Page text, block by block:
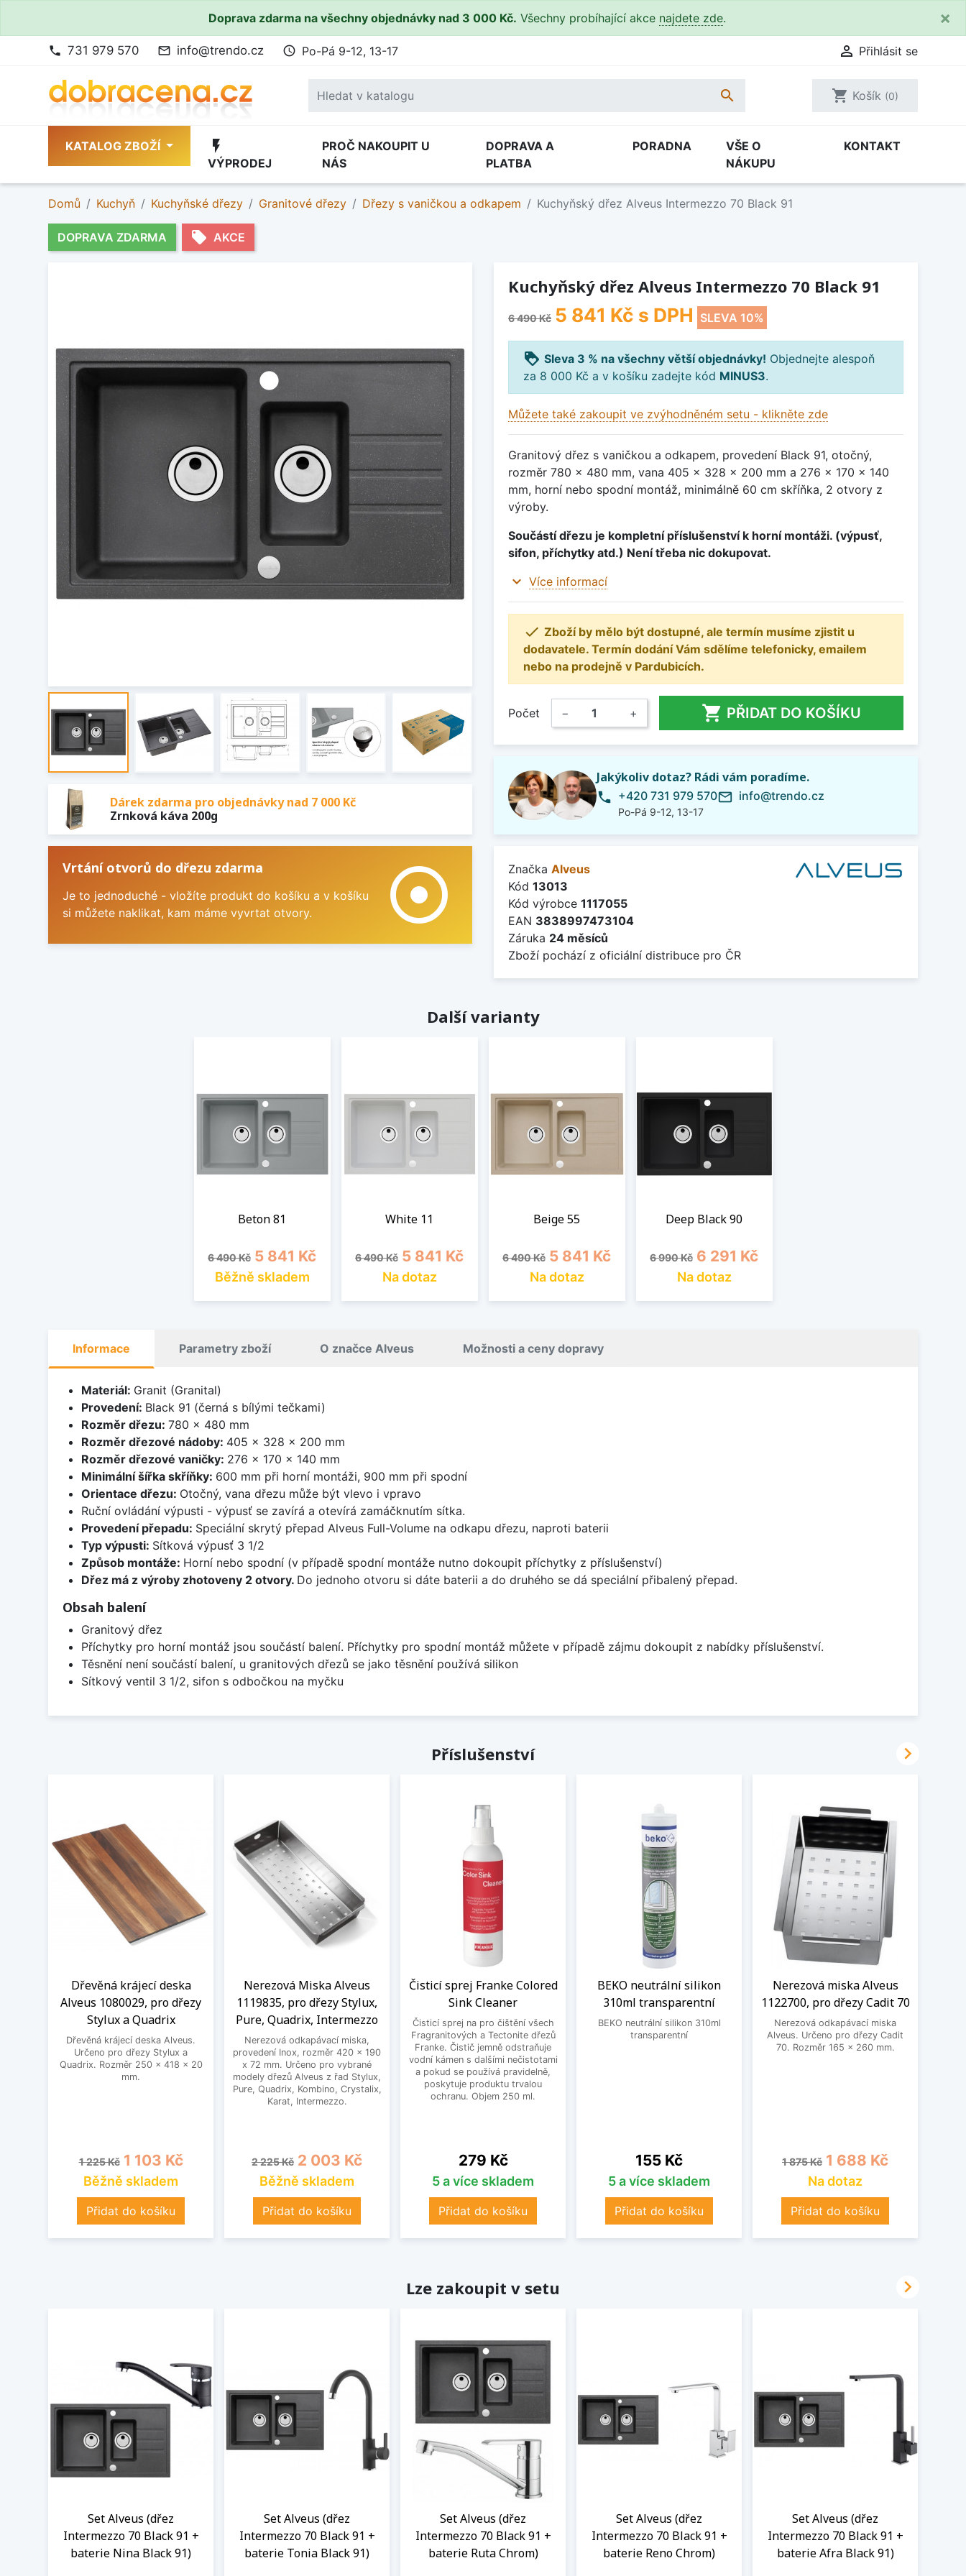
Doprava zdarma na všechny objednávky nad 3 000 Kč. Všechny probíhající akce najdete zde. ×
phone 731 979 570 mail_outline info@trendo.cz access_time Po-Pá 9-12, 13-17  Přihlásit se
 shopping_cart Košík (0)
KATALOG ZBOŽÍ flash_on
VÝPRODEJ
PROČ NAKOUPIT U
NÁS
DOPRAVA A
PLATBA
PORADNA
VŠE O
NÁKUPU
KONTAKT
Domů Kuchyň Kuchyňské dřezy Granitové dřezy Dřezy s vaničkou a odkapem Kuchyňský dřez Alveus Intermezzo 70 Black 91
DOPRAVA ZDARMA local_offer AKCE
Dárek zdarma pro objednávky nad 7 000 Kč
Zrnková káva 200g
Vrtání otvorů do dřezu zdarma
Je to jednoduché - vložíte produkt do košíku a v košíku
si můžete naklikat, kam máme vyvrtat otvory.
adjust
Kuchyňský dřez Alveus Intermezzo 70 Black 91
6 490 Kč 5 841 Kč s DPH SLEVA 10%
loyalty Sleva 3 % na všechny větší objednávky! Objednejte alespoň
za 8 000 Kč a v košíku zadejte kód MINUS3.
Můžete také zakoupit ve zvýhodněném setu - klikněte zde
Granitový dřez s vaničkou a odkapem, provedení Black 91, otočný,
rozměr 780 x 480 mm, vana 405 x 328 x 200 mm a 276 x 170 x 140
mm, horní nebo spodní montáž, minimálně 60 cm skříňka, 2 otvory z
výroby.
Součástí dřezu je kompletní příslušenství k horní montáži. (výpusť,
sifon, příchytky atd.) Není třeba nic dokupovat.
expand_more Více informací
 Zboží by mělo být dostupné, ale termín musíme zjistit u
dodavatele. Termín dodání Vám sdělíme telefonicky, emailem
nebo na prodejně v Pardubicích.
Počet − +  PŘIDAT DO KOŠÍKU
Jakýkoliv dotaz? Rádi vám poradíme.
phone +420 731 979 570
Po-Pá 9-12, 13-17
mail_outline info@trendo.cz
Značka Alveus
Kód 13013
Kód výrobce 1117055
EAN 3838997473104
Záruka 24 měsíců
Zboží pochází z oficiální distribuce pro ČR
Další varianty
Beton 81
Běžná cena
6 490 Kč Cena
5 841 Kč
Běžně skladem
White 11
Běžná cena
6 490 Kč Cena
5 841 Kč
Na dotaz
Beige 55
Běžná cena
6 490 Kč Cena
5 841 Kč
Na dotaz
Deep Black 90
Běžná cena
6 990 Kč Cena
6 291 Kč
Na dotaz
Informace Parametry zboží O značce Alveus Možnosti a ceny dopravy
Materiál: Granit (Granital)
Provedení: Black 91 (černá s bílými tečkami)
Rozměr dřezu: 780 x 480 mm
Rozměr dřezové nádoby: 405 x 328 x 200 mm
Rozměr dřezové vaničky: 276 x 170 x 140 mm
Minimální šířka skříňky: 600 mm při horní montáži, 900 mm při spodní
Orientace dřezu: Otočný, vana dřezu může být vlevo i vpravo
Ruční ovládání výpusti - výpusť se zavírá a otevírá zamáčknutím sítka.
Provedení přepadu: Speciální skrytý přepad Alveus Full-Volume na odkapu dřezu, naproti baterii
Typ výpusti: Sítková výpusť 3 1/2
Způsob montáže: Horní nebo spodní (v případě spodní montáže nutno dokoupit příchytky z příslušenství)
Dřez má z výroby zhotoveny 2 otvory. Do jednoho otvoru si dáte baterii a do druhého se dá speciální přibalený přepad.
Obsah balení
Granitový dřez
Příchytky pro horní montáž jsou součástí balení. Příchytky pro spodní montáž můžete v případě zájmu dokoupit z nabídky příslušenství.
Těsnění není součástí balení, u granitových dřezů se jako těsnění používá silikon
Sítkový ventil 3 1/2, sifon s odbočkou na myčku
Příslušenství
Dřevěná krájecí deska
Alveus 1080029, pro dřezy
Stylux a Quadrix
Dřevěná krájecí deska Alveus.
Určeno pro dřezy Stylux a
Quadrix. Rozměr 250 x 418 x 20
mm.
Běžná cena
1 225 Kč Cena
1 103 Kč
Běžně skladem
Přidat do košíku
Nerezová Miska Alveus
1119835, pro dřezy Stylux,
Pure, Quadrix, Intermezzo
Nerezová odkapávací miska,
provedení Inox, rozměr 420 x 190
x 72 mm. Určeno pro vybrané
modely dřezů Alveus z řad Stylux,
Pure, Quadrix, Kombino, Crystalix,
Karat, Intermezzo.
Běžná cena
2 225 Kč Cena
2 003 Kč
Běžně skladem
Přidat do košíku
Čisticí sprej Franke Colored
Sink Cleaner
Čisticí sprej na pro čištění všech
Fragranitových a Tectonite dřezů
Franke. Čistič jemně odstraňuje
vodní kámen s dalšími nečistotami
a pokud se používá pravidelně,
poskytuje produktu trvalou
ochranu. Objem 250 ml.
Cena
279 Kč
5 a více skladem
Přidat do košíku
BEKO neutrální silikon
310ml transparentní
BEKO neutrální silikon 310ml
transparentní
Cena
155 Kč
5 a více skladem
Přidat do košíku
Nerezová miska Alveus
1122700, pro dřezy Cadit 70
Nerezová odkapávací miska
Alveus. Určeno pro dřezy Cadit
70. Rozměr 165 x 260 mm.
Běžná cena
1 875 Kč Cena
1 688 Kč
Na dotaz
Přidat do košíku

Lze zakoupit v setu
Set Alveus (dřez
Intermezzo 70 Black 91 +
baterie Nina Black 91)
Set Alveus (dřez
Intermezzo 70 Black 91 +
baterie Tonia Black 91)
Set Alveus (dřez
Intermezzo 70 Black 91 +
baterie Ruta Chrom)
Set Alveus (dřez
Intermezzo 70 Black 91 +
baterie Reno Chrom)
Set Alveus (dřez
Intermezzo 70 Black 91 +
baterie Afra Black 91)
